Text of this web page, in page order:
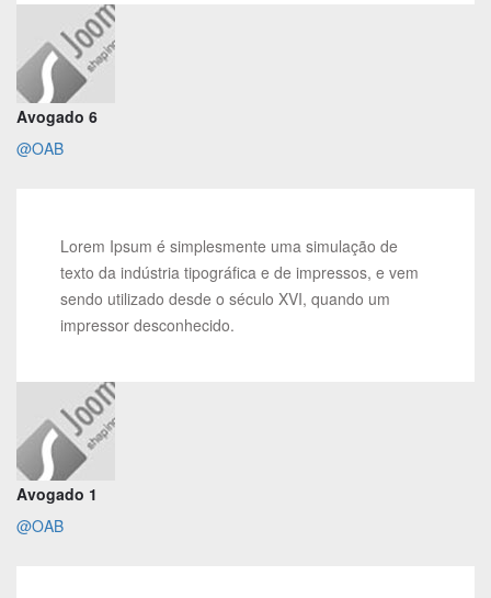
Avogado 6
@OAB
Lorem Ipsum é simplesmente uma simulação de
texto da indústria tipográfica e de impressos, e vem
sendo utilizado desde o século XVI, quando um
impressor desconhecido.
Avogado 1
@OAB